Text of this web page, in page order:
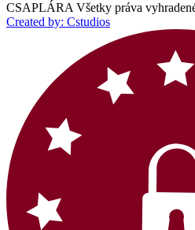
CSAPLÁRA Všetky práva
Created by: Cstudios